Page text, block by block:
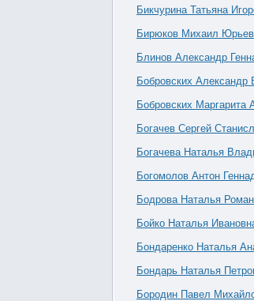
Бикчурина Татьяна
Бирюков Михаил
Блинов Александр
Бобровских Александр
Бобровских Маргарита
Богачев Сергей
Богачева Наталья
Богомолов Антон
Бодрова Наталья
Бойко Наталья
Бондаренко Наталья
Бондарь Наталья
Бородин Павел